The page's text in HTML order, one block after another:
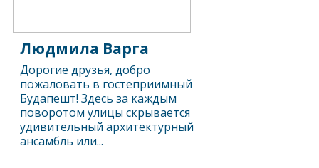
Людмила Варга
Дорогие друзья, добро
пожаловать в гостеприимный
Будапешт! Здесь за каждым
поворотом улицы скрывается
удивительный архитектурный
ансамбль или...